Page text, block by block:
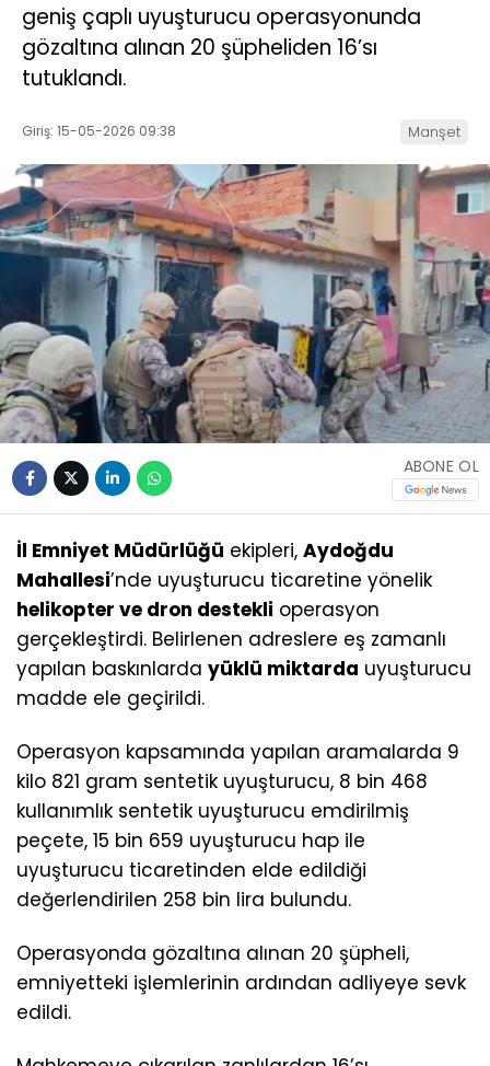
geniş çaplı uyuşturucu operasyonunda
gözaltına alınan 20 şüpheliden 16’sı
tutuklandı.
Giriş: 15-05-2026 09:38 Manşet
ABONE OL
İl Emniyet Müdürlüğü ekipleri, Aydoğdu
Mahallesi’nde uyuşturucu ticaretine yönelik
helikopter ve dron destekli operasyon
gerçekleştirdi. Belirlenen adreslere eş zamanlı
yapılan baskınlarda yüklü miktarda uyuşturucu
madde ele geçirildi.
Operasyon kapsamında yapılan aramalarda 9
kilo 821 gram sentetik uyuşturucu, 8 bin 468
kullanımlık sentetik uyuşturucu emdirilmiş
peçete, 15 bin 659 uyuşturucu hap ile
uyuşturucu ticaretinden elde edildiği
değerlendirilen 258 bin lira bulundu.
Operasyonda gözaltına alınan 20 şüpheli,
emniyetteki işlemlerinin ardından adliyeye sevk
edildi.